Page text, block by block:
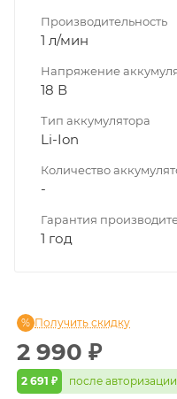
Производительность
1 л/мин
Напряжение
18 В
Тип аккумулятора
Li-Ion
Количество
-
Гарантия
1 год
2 990 ₽
2 691 ₽ после авторизации
Получить скидку